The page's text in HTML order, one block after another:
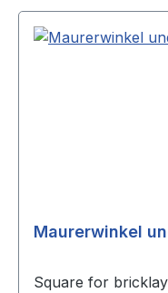
Maurerwinkel
Square for